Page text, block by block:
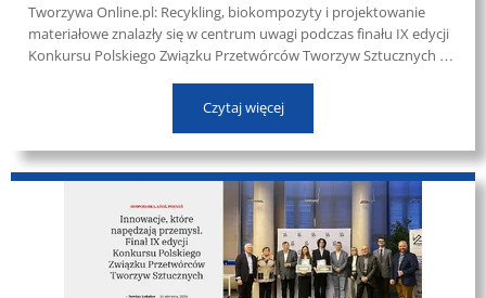
Tworzywa Online.pl: Recykling, biokompozyty i projektowanie
materiałowe znalazły się w centrum uwagi podczas finału IX edycji
Konkursu Polskiego Związku Przetwórców Tworzyw Sztucznych na
Czytaj więcej